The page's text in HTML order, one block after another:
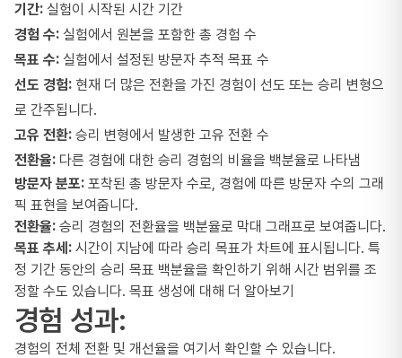
기간: 실험이 시작된 시간 기간
경험 수: 실험에서 원본을 포함한 총 경험 수
목표 수: 실험에서 설정된 방문자 추적 목표 수
선도 경험: 현재 더 많은 전환을 가진 경험이 선도 또는 승리 변형으
로 간주됩니다.
고유 전환: 승리 변형에서 발생한 고유 전환 수
전환율: 다른 경험에 대한 승리 경험의 비율을 백분율로 나타냄
방문자 분포: 포착된 총 방문자 수로, 경험에 따른 방문자 수의 그래
픽 표현을 보여줍니다.
전환율: 승리 경험의 전환율을 백분율로 막대 그래프로 보여줍니다.
목표 추세: 시간이 지남에 따라 승리 목표가 차트에 표시됩니다. 특
정 기간 동안의 승리 목표 백분율을 확인하기 위해 시간 범위를 조
정할 수도 있습니다. 목표 생성에 대해 더 알아보기
경험 성과:
경험의 전체 전환 및 개선율을 여기서 확인할 수 있습니다.